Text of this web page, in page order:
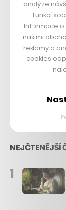
V
porci těch
NEJČTENĚJŠÍ
1
analýze
funkcí
Informace o
našimi
reklamy a
cookies